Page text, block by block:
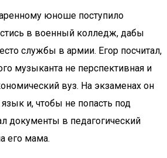
юноше поступило
в военный колледж, дабы
службы в армии. Егор посчитал,
музыканта не перспективная и
вуз. На экзаменах он
и, чтобы не попасть под
документы в педагогический
его мама.